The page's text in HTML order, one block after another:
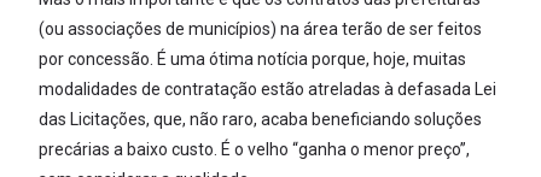
(ou associações de municípios) na área terão de ser feitos
por concessão. É uma ótima notícia porque, hoje, muitas
modalidades de contratação estão atreladas à defasada Lei
das Licitações, que, não raro, acaba beneficiando soluções
precárias a baixo custo. É o velho “ganha o menor preço”,